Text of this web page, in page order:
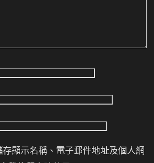
存顯示名稱、電子郵件地址及個人網